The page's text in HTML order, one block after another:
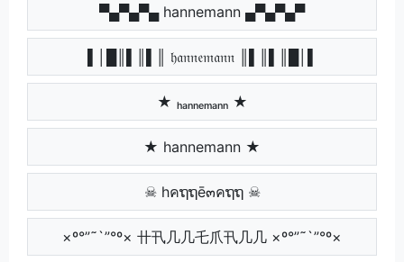
▀▄▀▄▀▄ hannemann ▄▀▄▀▄▀
▌│█║▌║▌║ 𝔥𝔞𝔫𝔫𝔢𝔪𝔞𝔫𝔫 ║▌║▌║█│▌
★ ₕₐₙₙₑₘₐₙₙ ★
★ hannemann ★
☠ hคຖຖē๓คຖຖ ☠
×º°”˜`”°º× 卄卂几几乇爪卂几几 ×º°”˜`”°º×